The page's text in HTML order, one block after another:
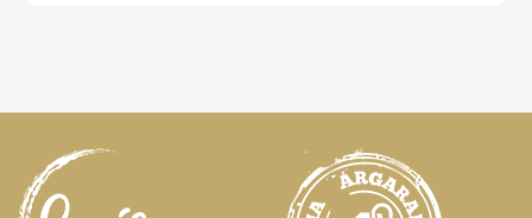
elválasztva a külső korpaszakaszt, amikor áthalad.
tovább feldolgozzák és aprítják, majd visszaadagolják a
fehérbe, hogy teljes kiőrlésű lisztet állítsanak elő. Ellenőrizte:
Biokontroll Hungária Nonprofit Kft. HU-ÖKÖ-01